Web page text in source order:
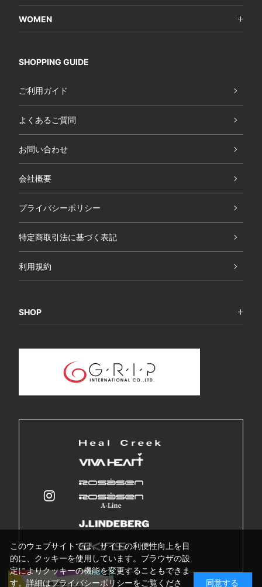
WOMEN
SHOPPING GUIDE
ご利用ガイド
よくあるご質問
お問い合わせ
会社概要
プライバシーポリシー
特定商取引法に基づく表記
利用規約
SHOP
このウェブサイトでは、サイトの利便性向上を目
的に、クッキーを使用しています。ブラウザの設
定によりクッキーの機能を変更することもできま
す。詳細はプライバシーポリシーをご覧くださ
同意する